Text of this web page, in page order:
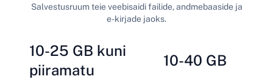
10-25 GB kuni
piiramatu
Salvestusruum teie veebisaidi failide, andmebaaside ja
e-kirjade jaoks.
10-40 GB